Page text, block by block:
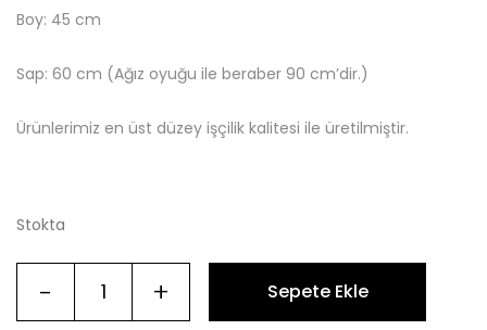
Boy: 45 cm
Sap: 60 cm (Ağız oyuğu ile beraber 90 cm’dir.)
Ürünlerimiz en üst düzey işçilik kalitesi ile üretilmiştir.
Stokta
- + Sepete Ekle